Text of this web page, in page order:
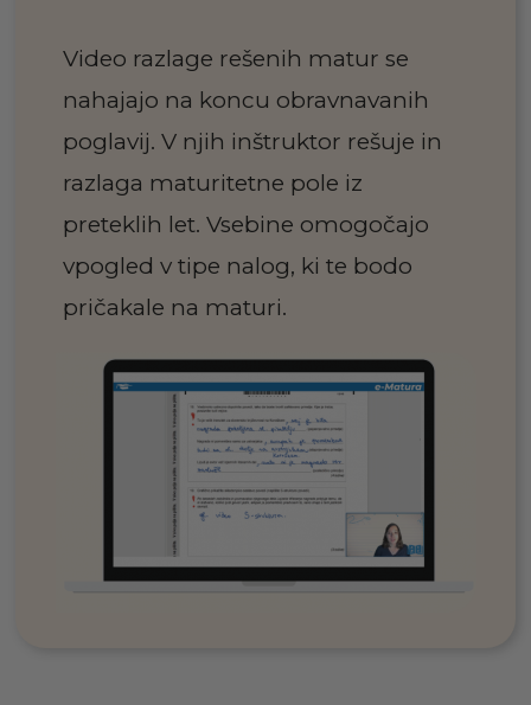
Video razlage rešenih matur se
nahajajo na koncu obravnavanih
poglavij. V njih inštruktor rešuje in
razlaga maturitetne pole iz
preteklih let. Vsebine omogočajo
vpogled v tipe nalog, ki te bodo
pričakale na maturi.